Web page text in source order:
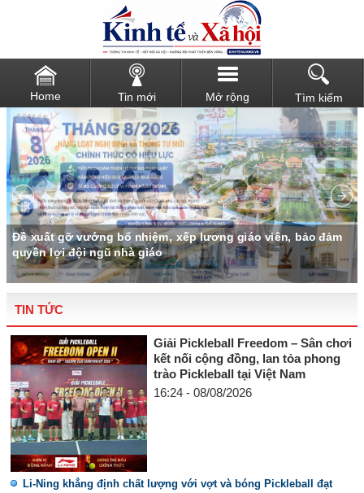
Home Tin mới Mở rộng Tìm kiếm
Đề xuất gỡ vướng bổ nhiệm, xếp lương giáo viên, bảo đảm
quyền lợi đội ngũ nhà giáo
TIN TỨC
Giải Pickleball Freedom – Sân chơi
kết nối cộng đồng, lan tỏa phong
trào Pickleball tại Việt Nam
16:24 - 08/08/2026
Li-Ning khẳng định chất lượng với vợt và bóng Pickleball đạt